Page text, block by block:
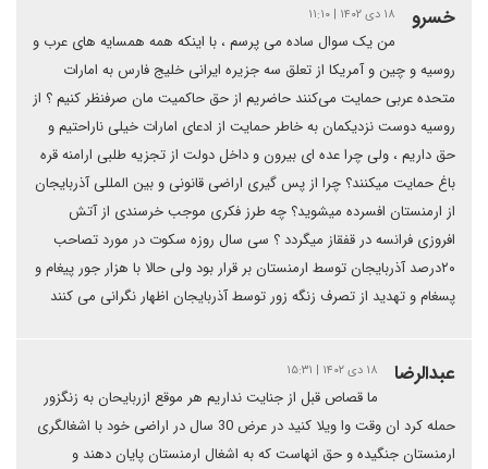
خسرو ۱۸ دی ۱۴۰۲ | ۱۱:۱۰
من یک سوال ساده می پرسم ، با اینکه همه همسایه های عرب و
روسیه و چین و آمریکا از تعلق سه جزیره ایرانی خلیج فارس به امارات
متحده عربی حمایت می‌کنند حاضریم از حق حاکمیت مان صرفنظر کنیم ؟ از
روسیه دوست نزدیکمان به خاطر حمایت از ادعای امارات خیلی ناراحتیم و
حق داریم ، ولی چرا عده ای بیرون و داخل دولت از تجزیه طلبی ارامنه قره
باغ حمایت میکنند؟ چرا از پس گیری اراضی قانونی و بین المللی آذربایجان
از ارمنستان افسرده میشوید؟ چه طرز فکری موجب خرسندی از آتش
افروزی فرانسه در قفقاز میگردد ؟ سی سال روزه سکوت در مورد تصاحب
۲۰درصد آذربایجان توسط ارمنستان بر قرار بود ولی حالا با هزار جور پیغام و
پسغام و تهدید از تصرف زنگه زور توسط آذربایجان اظهار نگرانی می کنند
عبدالرضا ۱۸ دی ۱۴۰۲ | ۱۵:۳۱
ما قصاص قبل از جنایت نداریم هر موقع ازربایحان به زنگزور
حمله کرد ان وقت وا ویلا کنید در عرض 30 سال در اراضی خود با اشغالگری
ارمنستان جنگیده و حق انهاست که به اشغال ارمنستان پایان دهند و